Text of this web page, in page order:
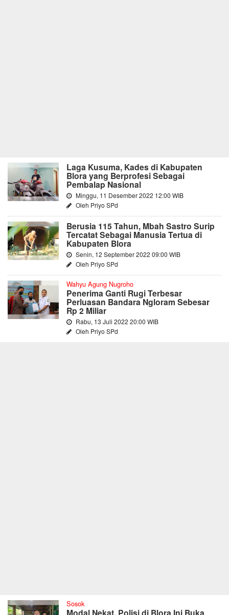
Laga Kusuma, Kades di Kabupaten
Blora yang Berprofesi Sebagai
Pembalap Nasional
Minggu, 11 Desember 2022 12:00 WIB
Oleh Priyo SPd
Berusia 115 Tahun, Mbah Sastro Surip
Tercatat Sebagai Manusia Tertua di
Kabupaten Blora
Senin, 12 September 2022 09:00 WIB
Oleh Priyo SPd
Wahyu Agung Nugroho
Penerima Ganti Rugi Terbesar
Perluasan Bandara Ngloram Sebesar
Rp 2 Miliar
Rabu, 13 Juli 2022 20:00 WIB
Oleh Priyo SPd
Sosok